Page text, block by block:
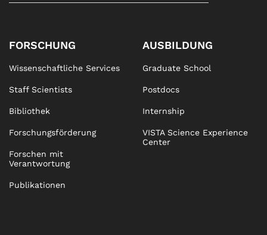
FORSCHUNG
Wissenschaftliche Services
Staff Scientists
Bibliothek
Forschungsförderung
Forschen mit
Verantwortung
Publikationen
AUSBILDUNG
Graduate School
Postdocs
Internship
VISTA Science Experience
Center